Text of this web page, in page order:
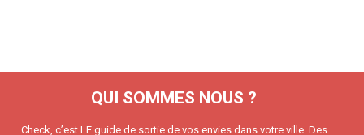
QUI SOMMES NOUS ?
Check, c’est LE guide de sortie de vos envies dans votre ville. Des